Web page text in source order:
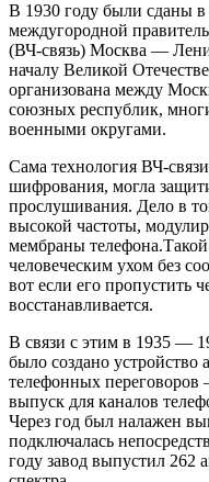
В 1930 году были сданы
междугородной
(ВЧ-связь) Москва —
началу Великой
организована между
союзных республик,
военными округами.
Сама технология ВЧ-
шифрования, могла
прослушивания. Дело в
высокой частоты,
мембраны
человеческим ухом без
вот если его пропустить
восстанавливается.
В связи с этим в 1935 —
было создано устройство
телефонных
выпуск для каналов
Через год был налажен
подключалась
году завод выпустил 262